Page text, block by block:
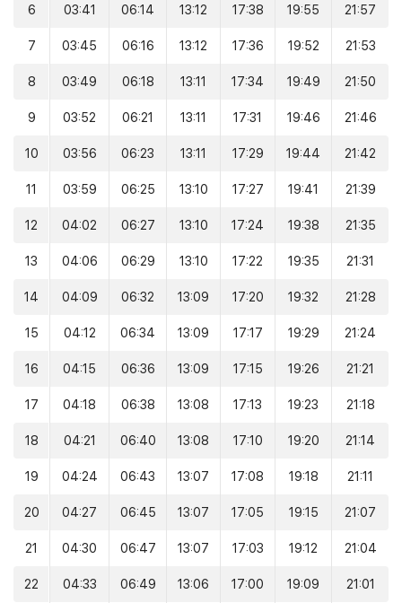
6 03:41 06:14 13:12 17:38 19:55 21:57
7 03:45 06:16 13:12 17:36 19:52 21:53
8 03:49 06:18 13:11 17:34 19:49 21:50
9 03:52 06:21 13:11 17:31 19:46 21:46
10 03:56 06:23 13:11 17:29 19:44 21:42
11 03:59 06:25 13:10 17:27 19:41 21:39
12 04:02 06:27 13:10 17:24 19:38 21:35
13 04:06 06:29 13:10 17:22 19:35 21:31
14 04:09 06:32 13:09 17:20 19:32 21:28
15 04:12 06:34 13:09 17:17 19:29 21:24
16 04:15 06:36 13:09 17:15 19:26 21:21
17 04:18 06:38 13:08 17:13 19:23 21:18
18 04:21 06:40 13:08 17:10 19:20 21:14
19 04:24 06:43 13:07 17:08 19:18 21:11
20 04:27 06:45 13:07 17:05 19:15 21:07
21 04:30 06:47 13:07 17:03 19:12 21:04
22 04:33 06:49 13:06 17:00 19:09 21:01